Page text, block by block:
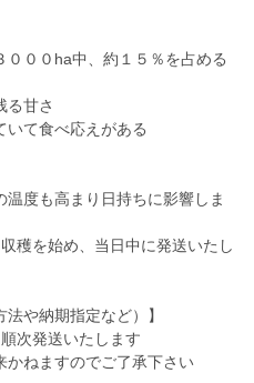
００ha中、約１５％を占める
る甘さ
いて食べ応えがある
度も高まり日持ちに影響しま
穫を始め、当日中に発送いたし
や納期指定など）】
次発送いたします
かねますのでご了承下さい